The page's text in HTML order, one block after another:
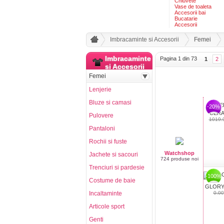
Vase de toaleta
Accesorii bai
Bucatarie
Accesorii
Imbracaminte si Accesorii Femei
Pagina 1 din 73 1 2
Watchshop
724 produse noi
-20%
-100%
0.00
Imbracaminte
si Accesorii
Femei
Lenjerie
Bluze si camasi
Pulovere
Pantaloni
Rochii si fuste
Jachete si sacouri
Trenciuri si pardesie
Costume de baie
Incaltaminte
Articole sport
Genti